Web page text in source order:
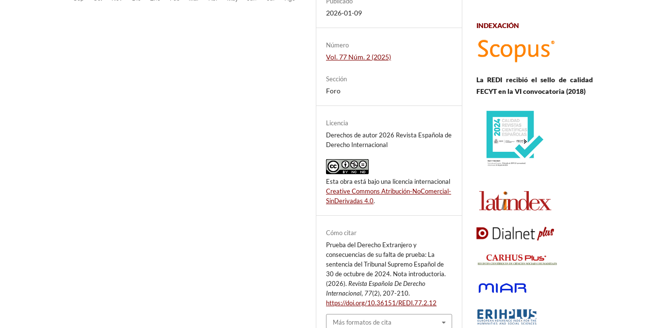
2026-01-09
Número
Vol. 77 Núm. 2 (2025)
Sección
Foro
Licencia
Derechos de autor 2026 Revista Española de
Derecho Internacional
Esta obra está bajo una licencia internacional
Creative Commons Atribución-NoComercial-
SinDerivadas 4.0.
Cómo citar
Prueba del Derecho Extranjero y
consecuencias de su falta de prueba: La
sentencia del Tribunal Supremo Español de
30 de octubre de 2024. Nota introductoria.
(2026). Revista Española De Derecho
Internacional, 77(2), 207-210.
https://doi.org/10.36151/REDI.77.2.12
Más formatos de cita
INDEXACIÓN
La REDI recibió el sello de calidad
FECYT en la VI convocatoria (2018)